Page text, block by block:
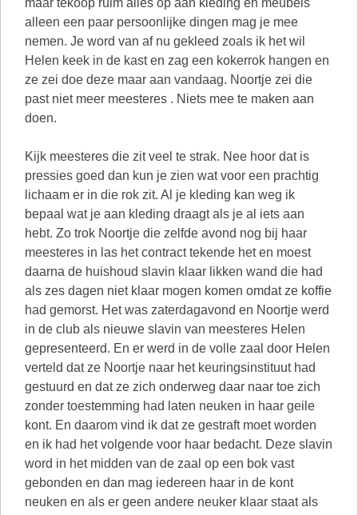
Kijk meesteres die zit veel te strak. Nee hoor dat is
pressies goed dan kun je zien wat voor een prachtig
lichaam er in die rok zit. Al je kleding kan weg ik
bepaal wat je aan kleding draagt als je al iets aan
hebt. Zo trok Noortje die zelfde avond nog bij haar
meesteres in las het contract tekende het en moest
daarna de huishoud slavin klaar likken wand die had
als zes dagen niet klaar mogen komen omdat ze koffie
had gemorst. Het was zaterdagavond en Noortje werd
in de club als nieuwe slavin van meesteres Helen
gepresenteerd. En er werd in de volle zaal door Helen
verteld dat ze Noortje naar het keuringsinstituut had
gestuurd en dat ze zich onderweg daar naar toe zich
zonder toestemming had laten neuken in haar geile
kont. En daarom vind ik dat ze gestraft moet worden
en ik had het volgende voor haar bedacht. Deze slavin
word in het midden van de zaal op een bok vast
gebonden en dan mag iedereen haar in de kont
neuken en als er geen andere neuker klaar staat als